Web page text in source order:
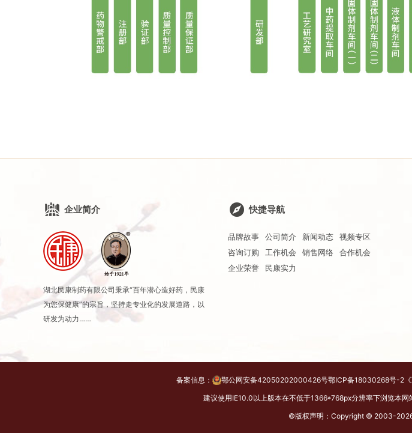
企业简介
湖北民康制药有限公司秉承“百年潜心造好药，民康
为您保健康”的宗旨，坚持走专业化的发展道路，以
研发为动力……
快捷导航
品牌故事 公司简介 新闻动态
视频专区
咨询订购
工作机会 销售网络
合作机会
企业荣誉
民康实力
备案信息： 鄂公网安备42050202000426号鄂ICP备18030268号-2
建议使用IE10.0以上版本在不低于1366*768px分辨率下浏览本
©版权声明：Copyright © 2003-